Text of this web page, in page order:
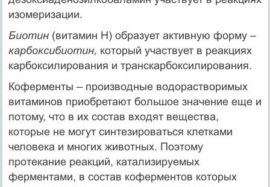
изомеризации.
Биотин (витамин Н) образует активную форму –
карбоксибиотин, который участвует в реакциях
карбоксилирования и транскарбоксилирования.
Коферменты – производные водорастворимых
витаминов приобретают большое значение еще и
потому, что в их состав входят вещества,
которые не могут синтезироваться клетками
человека и многих животных. Поэтому
протекание реакций, катализируемых
ферментами, в состав коферментов которых